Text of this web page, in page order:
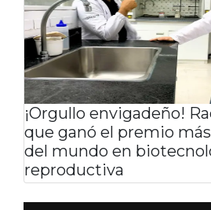
¡Orgullo envigadeño!
que ganó el premio
del mundo en
reproductiva